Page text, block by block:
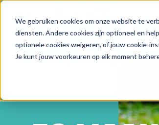
We gebruiken cookies om onze website te
diensten. Andere cookies zijn optioneel en
optionele cookies weigeren, of jouw cookie-
Je kunt jouw voorkeuren op elk moment
Zoeken